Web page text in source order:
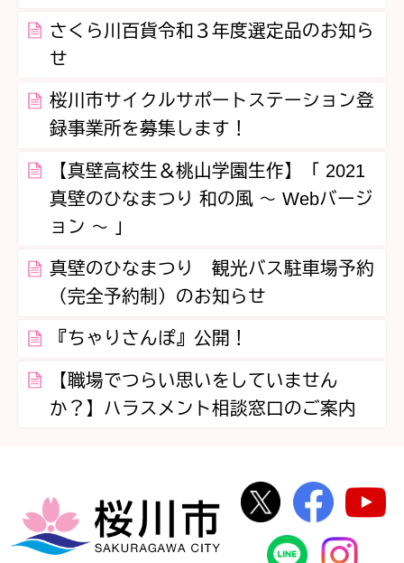
さくら川百貨令和３年度選定品のお知ら
せ
桜川市サイクルサポートステーション登
録事業所を募集します！
【真壁高校生＆桃山学園生作】「 2021
真壁のひなまつり 和の風 ～ Webバージ
ョン ～ 」
真壁のひなまつり 観光バス駐車場予約
（完全予約制）のお知らせ
『ちゃりさんぽ』公開！
【職場でつらい思いをしていません
か？】ハラスメント相談窓口のご案内
桜川市
桜川市公式
桜川
桜川市公